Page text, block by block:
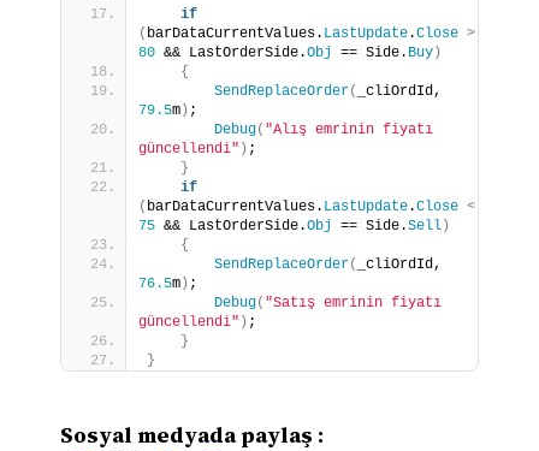
if
( barDataCurrentValues. LastUpdate.Close >
80 && LastOrderSide.Obj == Side. Buy )
{
SendReplaceOrder(
79.5m ) ;
Debug( "Alış emrinin fiyatı
güncellendi" ) ;
}
if
( barDataCurrentValues. LastUpdate.Close <
75 && LastOrderSide.Obj == Side.Sell )
{
SendReplaceOrder(
76.5m ) ;
Debug( "Satış emrinin fiyatı
güncellendi" ) ;
}
}
Sosyal medyada paylaş :